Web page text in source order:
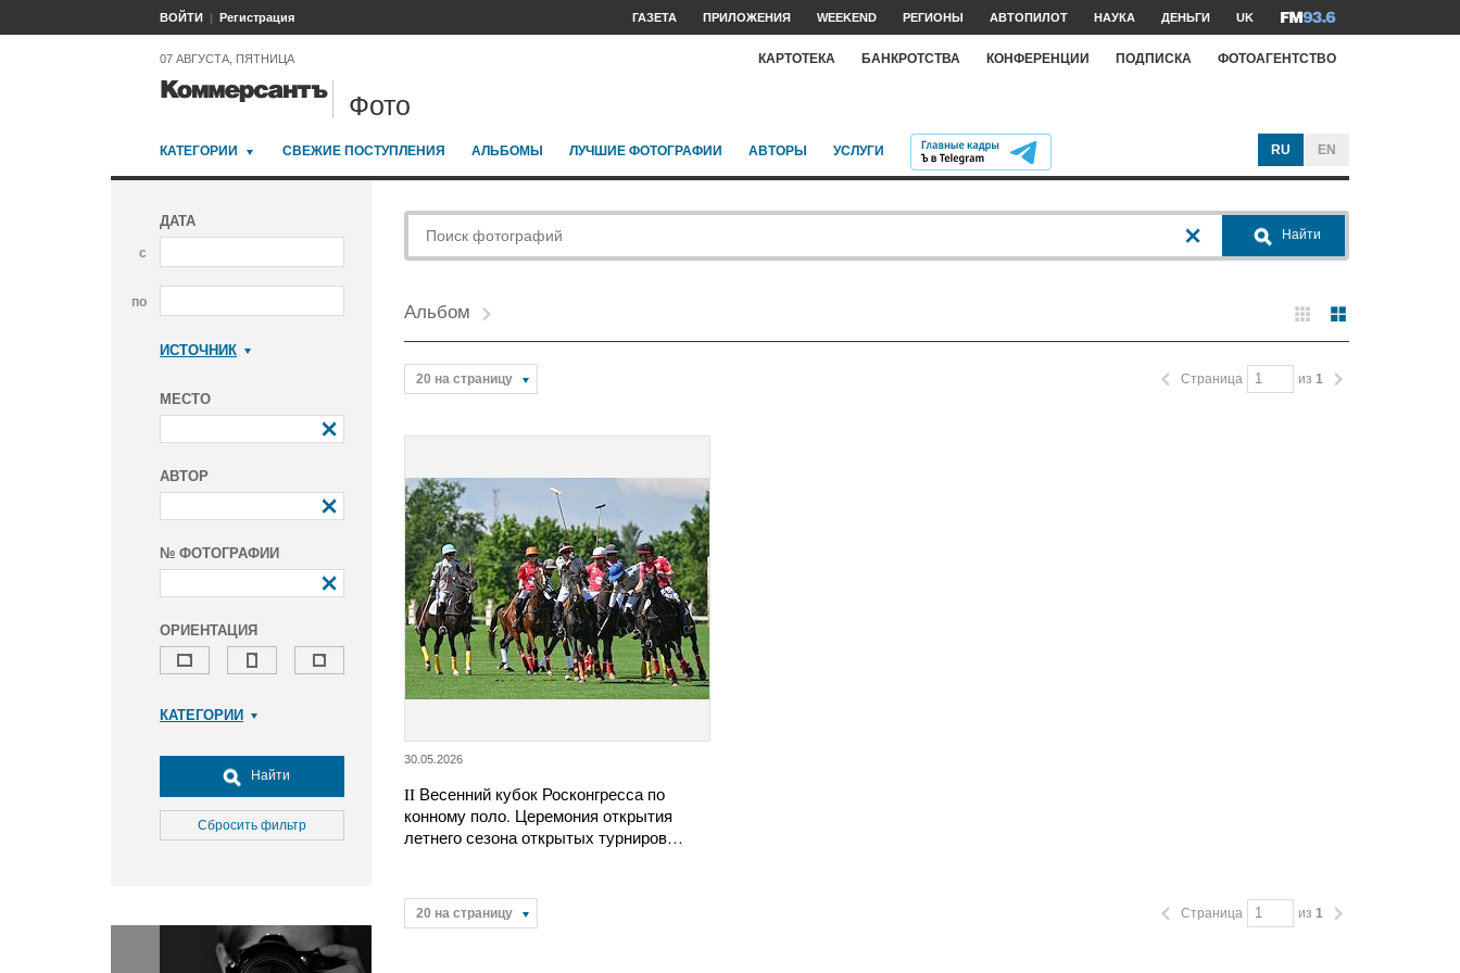
ВОЙТИ Регистрация ГАЗЕТА ПРИЛОЖЕНИЯ WEEKEND РЕГИОНЫ АВТОПИЛОТ НАУКА ДЕНЬГИ UK
07 АВГУСТА, ПЯТНИЦА КАРТОТЕКА БАНКРОТСТВА КОНФЕРЕНЦИИ ПОДПИСКА ФОТОАГЕНТСТВО
Фото
КАТЕГОРИИ СВЕЖИЕ ПОСТУПЛЕНИЯ АЛЬБОМЫ ЛУЧШИЕ ФОТОГРАФИИ АВТОРЫ УСЛУГИ RU EN
ДАТА
с
по
ИСТОЧНИК
МЕСТО
АВТОР
№ ФОТОГРАФИИ
ОРИЕНТАЦИЯ
КАТЕГОРИИ
Досуг, туризм и отдых
Культура
Медицина
Окружающая среда
Политика
Найти
Сбросить фильтр
Найти
Альбом
20 на страницу Страница из 1
30.05.2026
II Весенний кубок Росконгресса по
конному поло. Церемония открытия
летнего сезона открытых турниров…
20 на страницу Страница из 1